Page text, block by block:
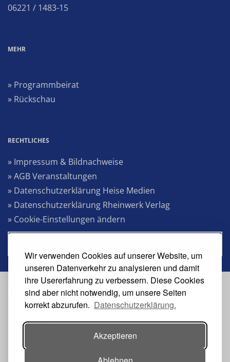
Wir verwenden Cookies auf unserer Website, um
unseren Datenverkehr zu analysieren und damit
ihre Usererfahrung zu verbessern. Diese Cookies
sind aber nicht notwendig, um unsere Seiten
korrekt abzurufen. Datenschutzerklärung.
Akzeptieren
06221 / 1483-15
MEHR
» Programmbeirat
» Rückschau
RECHTLICHES
» Impressum & Bildnachweise
» AGB Veranstaltungen
» Datenschutzerklärung Heise Medien
» Datenschutzerklärung Rheinwerk Verlag
» Cookie-Einstellungen ändern
VERANSTALTER